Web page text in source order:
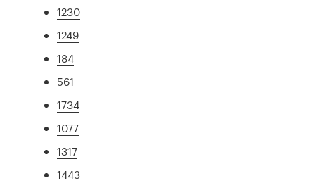
1230
1249
184
561
1734
1077
1317
1443